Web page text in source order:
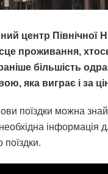
центр Північної
проживання,
більшість
яка виграє і за
поїздки можна
інформація